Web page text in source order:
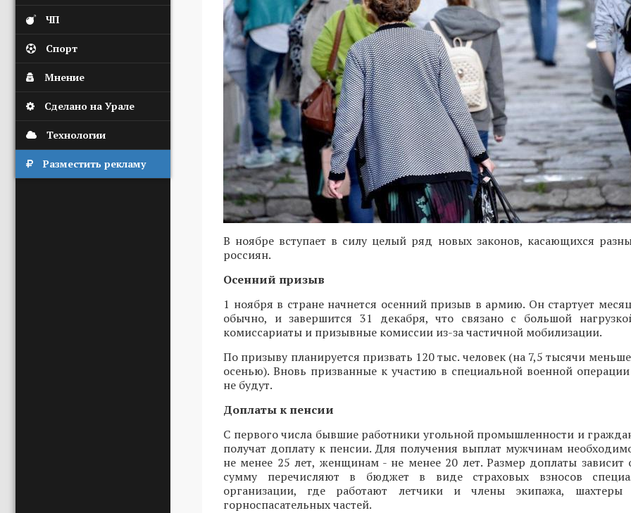
ЧП
Спорт
Мнение
Сделано на Урале
Технологии
Разместить рекламу
В ноябре вступает в силу целый ряд новых законов, касающихся
россиян.
Осенний призыв
1 ноября в стране начнется осенний призыв в армию. Он стартует
обычно, и завершится 31 декабря, что связано с большой
комиссариаты и призывные комиссии из-за частичной мобилизации.
По призыву планируется призвать 120 тыс. человек (на 7,5 тысячи
осенью). Вновь призванные к участию в специальной военной
не будут.
Доплаты к пенсии
С первого числа бывшие работники угольной промышленности и
получат доплату к пенсии. Для получения выплат мужчинам
не менее 25 лет, женщинам - не менее 20 лет. Размер доплаты зависит
сумму перечисляют в бюджет в виде страховых взносов
организации, где работают летчики и члены экипажа, шахтеры
горноспасательных частей.